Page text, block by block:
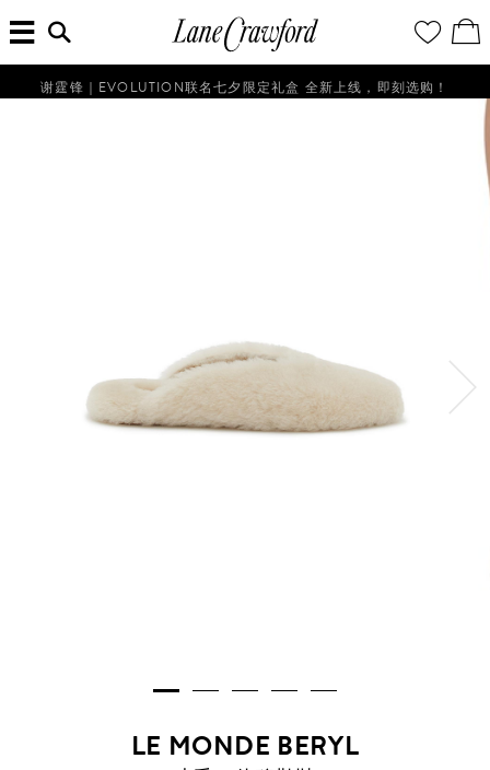
探
的
愿
望
清
单
看
／
修
购
单
入
搜
索
信
息...
谢霆锋｜EVOLUTION联名七夕限定礼盒 全新上线，即刻选购！
LE MONDE BERYL